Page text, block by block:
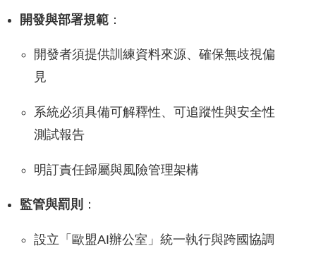
開發與部署規範 ：
開發者須提供訓練資料來源、確保無歧視偏
見
系統必須具備可解釋性、可追蹤性與安全性
測試報告
明訂責任歸屬與風險管理架構
監管與罰則 ：
設立「歐盟AI辦公室」統一執行與跨國協調